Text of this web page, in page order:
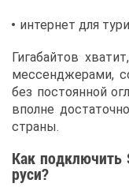
ин­тер­нет для
Ги­га­бай­тов
мес­сен­дже­ра­ми,
без по­сто­ян­ной
вполне
стра­ны.
Как под­клю­чить
ру­си?